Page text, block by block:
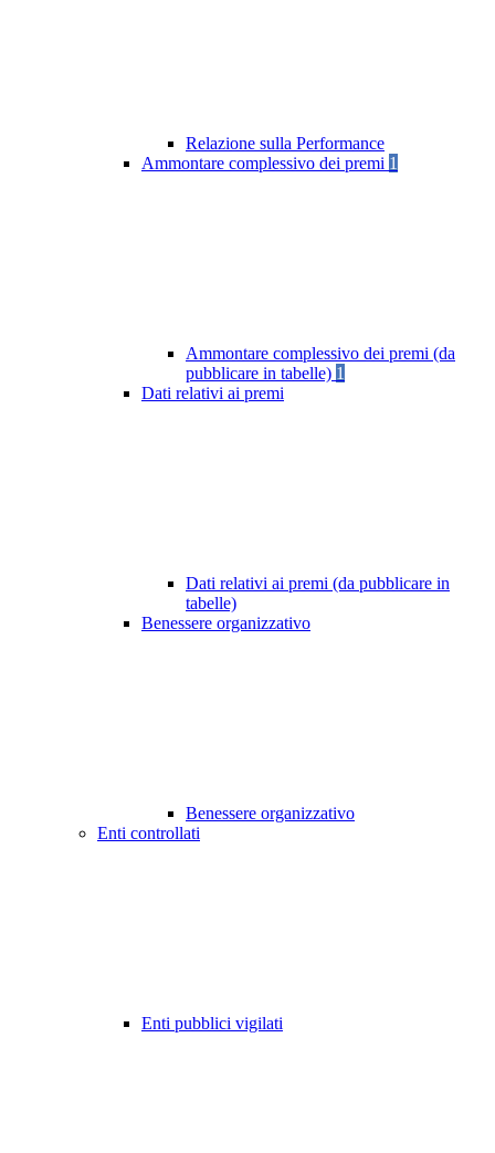
Relazione sulla Performance
Ammontare complessivo dei premi 1
Ammontare complessivo dei premi (da
pubblicare in tabelle) 1
Dati relativi ai premi
Dati relativi ai premi (da pubblicare in
tabelle)
Benessere organizzativo
Benessere organizzativo
Enti controllati
Enti pubblici vigilati